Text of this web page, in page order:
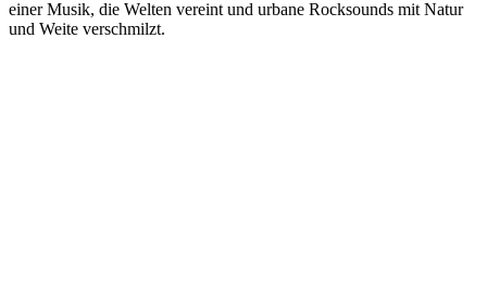
einer Musik, die Welten vereint und urbane Rocksounds mit Natur
und Weite verschmilzt.